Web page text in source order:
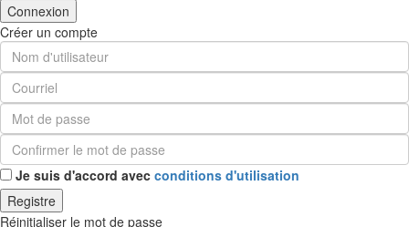
Connexion
Créer un compte
Je suis d'accord avec conditions d'utilisation
Registre
Réinitialiser le mot de passe